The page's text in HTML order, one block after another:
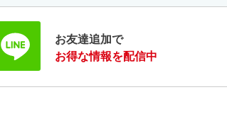
お友達追加で
お得な情報を配信中